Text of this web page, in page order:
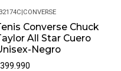
Forro: 100% Algodón /
100% Caucho
|CONVERSE
Converse Chuck
All Star Cuero
Negro